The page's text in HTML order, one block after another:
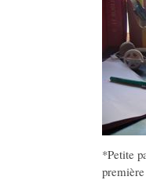
*Petite